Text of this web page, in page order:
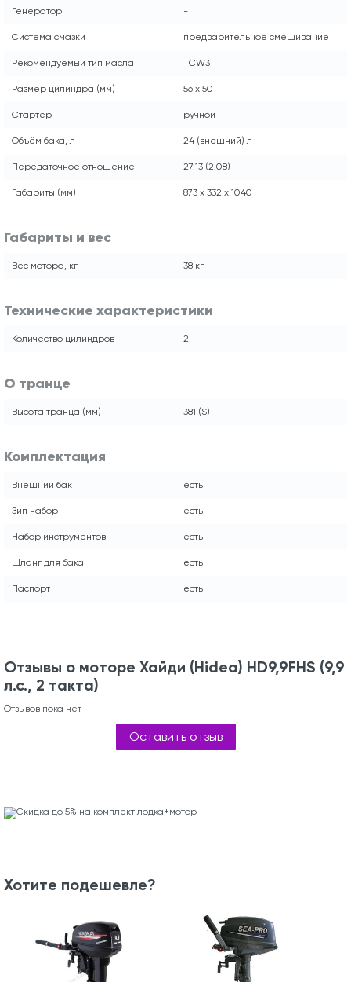
Генератор -
Система смазки предварительное смешивание
Рекомендуемый тип масла TСW3
Размер цилиндра (мм) 56 x 50
Стартер ручной
Объём бака, л 24 (внешний) л
Передаточное отношение 27:13 (2.08)
Габариты (мм) 873 x 332 x 1040
Габариты и вес
Вес мотора, кг 38 кг
Технические характеристики
Количество цилиндров 2
О транце
Высота транца (мм) 381 (S)
Комплектация
Внешний бак есть
Зип набор есть
Набор инструментов есть
Шланг для бака есть
Паспорт есть
Отзывы о моторе Хайди (Hidea) HD9,9FHS (9,9
л.с., 2 такта)
Отзывов пока нет
Оставить отзыв
Хотите подешевле?